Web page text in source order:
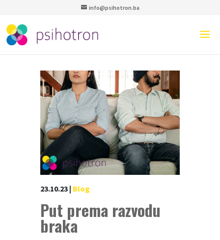
info@psihotron.ba
23.10.23 | Blog
Put prema razvodu
braka